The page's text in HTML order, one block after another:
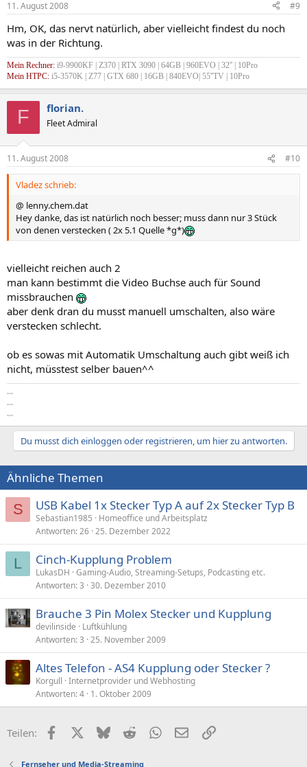
11. August 2008 #9
Hm, OK, das nervt natürlich, aber vielleicht findest du noch
was in der Richtung.
Mein Rechner: i9-9900KF | Z370 | RTX 3090 | 64GB | 960EVO | 32'' | 10Pro
Mein HTPC: i5-3570K | Z77 | GTX 680 | 16GB | 840EVO| 55''TV | 10Pro
F florian.
Fleet Admiral
11. August 2008 #10
Vladez schrieb:
@ lenny.chem.dat
Hey danke, das ist natürlich noch besser; muss dann nur 3 Stück
von denen verstecken ( 2x 5.1 Quelle *g*)
vielleicht reichen auch 2
man kann bestimmt die Video Buchse auch für Sound
missbrauchen
aber denk dran du musst manuell umschalten, also wäre
verstecken schlecht.
ob es sowas mit Automatik Umschaltung auch gibt weiß ich
nicht, müsstest selber bauen^^
...
...
...
Du musst dich einloggen oder registrieren, um hier zu antworten.
Ähnliche Themen
S USB Kabel 1x Stecker Typ A auf 2x Stecker Typ B
Sebastian1985
Homeoffice und Arbeitsplatz
Antworten 26 25. Dezember 2022
L Cinch-Kupplung Problem
LukasDH Gaming-Audio, Streaming-Setups, Podcasting etc.
Antworten 3 30. Dezember 2010
Brauche 3 Pin Molex Stecker und Kupplung
devilinside
Luftkühlung
Antworten 3 25. November 2009
Altes Telefon - AS4 Kupplung oder Stecker ?
Korgull Internetprovider und Webhosting
Antworten 4 1. Oktober 2009
Teilen: FacebookX (Twitter)
BlueskyRedditWhatsApp
E-MailLink
Fernseher und Media-Streaming